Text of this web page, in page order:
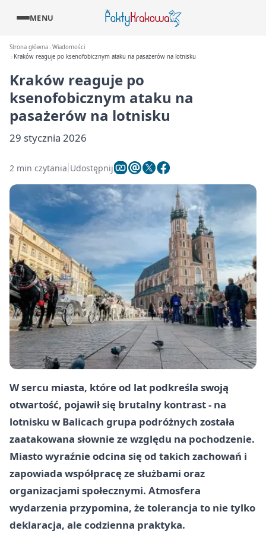
MENU
Strona główna Wiadomości
Kraków reaguje po ksenofobicznym ataku na pasażerów na lotnisku
Kraków reaguje po
ksenofobicznym ataku na
pasażerów na lotnisku
29 stycznia 2026
2 min czytania Udostępnij
W sercu miasta, które od lat podkreśla swoją
otwartość, pojawił się brutalny kontrast - na
lotnisku w Balicach grupa podróżnych została
zaatakowana słownie ze względu na pochodzenie.
Miasto wyraźnie odcina się od takich zachowań i
zapowiada współpracę ze służbami oraz
organizacjami społecznymi. Atmosfera
wydarzenia przypomina, że tolerancja to nie tylko
deklaracja, ale codzienna praktyka.